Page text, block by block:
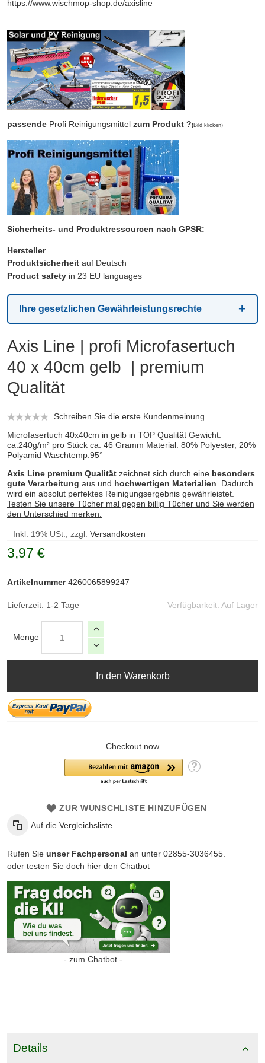
https://www.wischmop-shop.de/axisline
passende Profi Reinigungsmittel zum Produkt ?(Bild klicken)
Sicherheits- und Produktressourcen nach GPSR:
Hersteller
Produktsicherheit auf Deutsch
Product safety in 23 EU languages
Ihre gesetzlichen Gewährleistungsrechte
Axis Line | profi Microfasertuch
40 x 40cm gelb | premium
Qualität
Schreiben Sie die erste Kundenmeinung
Microfasertuch 40x40cm in gelb in TOP Qualität Gewicht:
ca.240g/m² pro Stück ca. 46 Gramm Material: 80% Polyester, 20%
Polyamid Waschtemp.95°
Axis Line premium Qualität zeichnet sich durch eine besonders
gute Verarbeitung aus und hochwertigen Materialien. Dadurch
wird ein absolut perfektes Reinigungsergebnis gewährleistet.
Testen Sie unsere Tücher mal gegen billig Tücher und Sie werden
den Unterschied merken.
Inkl. 19% USt., zzgl. Versandkosten
3,97 €
Verfügbarkeit: Auf Lager
Artikelnummer 4260065899247
Lieferzeit: 1-2 Tage
Menge
In den Warenkorb
Checkout now
ZUR WUNSCHLISTE HINZUFÜGEN
Auf die Vergleichsliste
Rufen Sie unser Fachpersonal an unter 02855-3036455.
oder testen Sie doch hier den Chatbot
- zum Chatbot -
Details